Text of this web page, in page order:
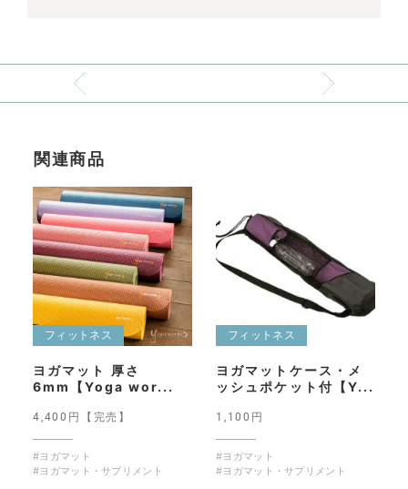
関連商品
フィットネス
ヨガマット 厚さ
6mm【Yoga wor...
4,400円【完売】
#ヨガマット
#ヨガマット・サプリメント
フィットネス
ヨガマットケース・メ
ッシュポケット付【Y...
1,100円
#ヨガマット
#ヨガマット・サプリメント